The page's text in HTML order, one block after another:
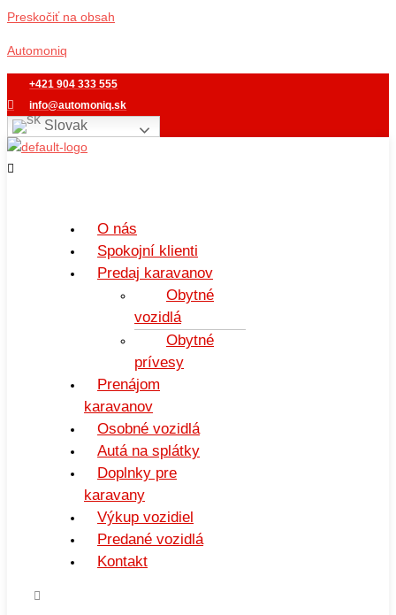
Preskočiť na obsah
Automoniq
+421 904 333 555
info@automoniq.sk
Slovak
O nás
Spokojní klienti
Predaj karavanov
Obytné
vozidlá
Obytné
prívesy
Prenájom
karavanov
Osobné vozidlá
Autá na splátky
Doplnky pre
karavany
Výkup vozidiel
Predané vozidlá
Kontakt